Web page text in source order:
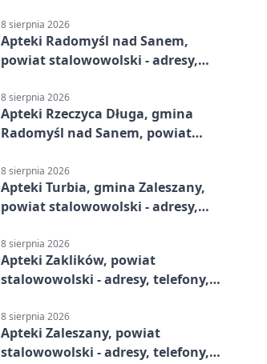
8 sierpnia 2026
Apteki Radomyśl nad Sanem,
powiat stalowowolski - adresy,
8 sierpnia 2026
Apteki Rzeczyca Długa, gmina
Radomyśl nad Sanem, powiat
godziny otwarcia
8 sierpnia 2026
Apteki Turbia, gmina Zaleszany,
powiat stalowowolski - adresy,
8 sierpnia 2026
Apteki Zaklików, powiat
stalowowolski - adresy, telefony,
8 sierpnia 2026
Apteki Zaleszany, powiat
stalowowolski - adresy, telefony,